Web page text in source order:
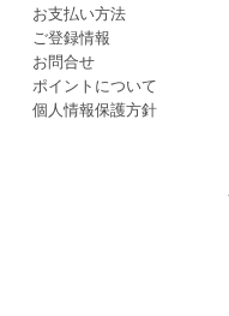
お支払い方法
ご登録情報
お問合せ
ポイントについて
個人情報保護方針